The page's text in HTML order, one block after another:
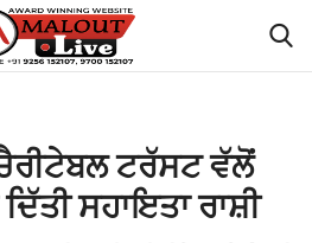
ਟਰੱਸਟ ਵੱਲੋਂ
ਸਹਾਇਤਾ ਰਾਸ਼ੀ